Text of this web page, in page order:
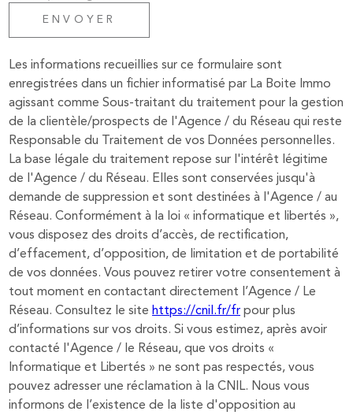
ENVOYER
Les informations recueillies sur ce formulaire sont
enregistrées dans un fichier informatisé par La Boite Immo
agissant comme Sous-traitant du traitement pour la gestion
de la clientèle/prospects de l'Agence / du Réseau qui reste
Responsable du Traitement de vos Données personnelles.
La base légale du traitement repose sur l'intérêt légitime
de l'Agence / du Réseau. Elles sont conservées jusqu'à
demande de suppression et sont destinées à l'Agence / au
Réseau. Conformément à la loi « informatique et libertés »,
vous disposez des droits d’accès, de rectification,
d’effacement, d’opposition, de limitation et de portabilité
de vos données. Vous pouvez retirer votre consentement à
tout moment en contactant directement l’Agence / Le
Réseau. Consultez le site https://cnil.fr/fr pour plus
d’informations sur vos droits. Si vous estimez, après avoir
contacté l'Agence / le Réseau, que vos droits «
Informatique et Libertés » ne sont pas respectés, vous
pouvez adresser une réclamation à la CNIL. Nous vous
informons de l’existence de la liste d'opposition au